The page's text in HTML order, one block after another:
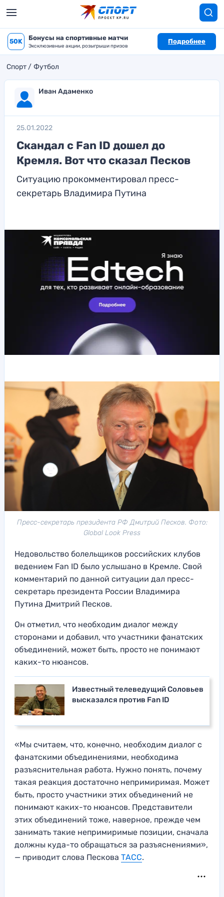
50K Бонусы на спортивные матчи
Эксклюзивные акции, розыгрыши призов
Подробнее
Спорт Футбол
Иван Адаменко
25.01.2022
Скандал с Fan ID дошел до
Кремля. Вот что сказал Песков
Ситуацию прокомментировал пресс-
секретарь Владимира Путина
Пресс-секретарь президента РФ Дмитрий Песков. Фото:
Global Look Press
Недовольство болельщиков российских клубов
ведением Fan ID было услышано в Кремле. Свой
комментарий по данной ситуации дал пресс-
секретарь президента России Владимира
Путина Дмитрий Песков.
Он отметил, что необходим диалог между
сторонами и добавил, что участники фанатских
объединений, может быть, просто не понимают
каких-то нюансов.
Известный телеведущий Соловьев
высказался против Fan ID
«Мы считаем, что, конечно, необходим диалог с
фанатскими объединениями, необходима
разъяснительная работа. Нужно понять, почему
такая реакция достаточно непримиримая. Может
быть, просто участники этих объединений не
понимают каких-то нюансов. Представители
этих объединений тоже, наверное, прежде чем
занимать такие непримиримые позиции, сначала
должны куда-то обращаться за разъяснениями»,
— приводит слова Пескова ТАСС.